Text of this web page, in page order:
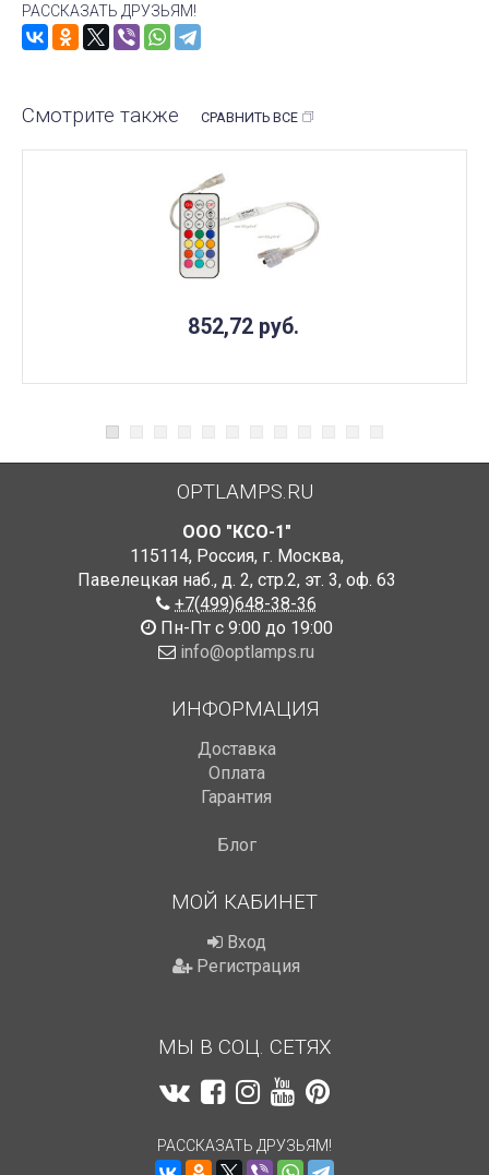
РАССКАЗАТЬ ДРУЗЬЯМ!
Смотрите также СРАВНИТЬ ВСЕ
852,72 руб.
OPTLAMPS.RU
ООО "КСО-1"
115114, Россия, г. Москва,
Павелецкая наб., д. 2, стр.2, эт. 3, оф. 63
+7(499)648-38-36
Пн-Пт с 9:00 до 19:00
info@optlamps.ru
ИНФОРМАЦИЯ
Доставка
Оплата
Гарантия
Блог
МОЙ КАБИНЕТ
Вход
Регистрация
МЫ В СОЦ. СЕТЯХ
РАССКАЗАТЬ ДРУЗЬЯМ!